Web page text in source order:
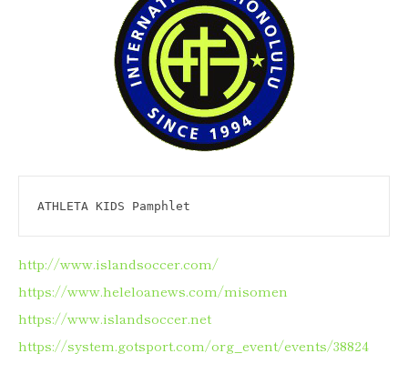
ATHLETA KIDS Pamphlet
http://www.islandsoccer.com/
https://www.heleloanews.com/misomen
https://www.islandsoccer.net
https://system.gotsport.com/org_event/events/38824